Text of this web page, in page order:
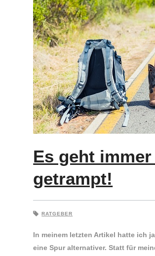
Es geht
getrampt!
RATGEBER
In meinem letzten Artikel hatte ich
eine Spur alternativer. Statt für